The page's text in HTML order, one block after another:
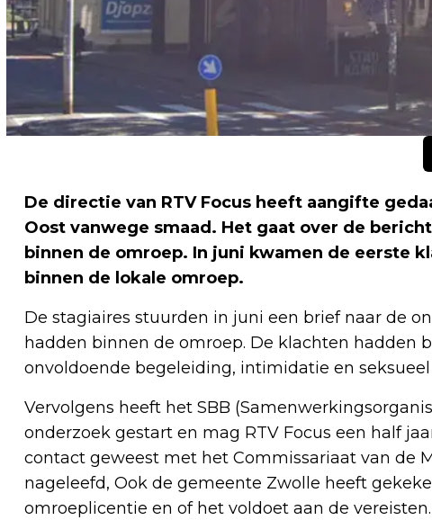
De directie van RTV Focus heeft aangifte
Oost vanwege smaad. Het gaat over de
binnen de omroep. In juni kwamen de eerste
binnen de lokale omroep.
De stagiaires stuurden in juni een brief naar de
hadden binnen de omroep. De klachten hadden
onvoldoende begeleiding, intimidatie en
Vervolgens heeft het SBB
onderzoek gestart en mag RTV Focus een half
contact geweest met het Commissariaat van de
nageleefd, Ook de gemeente Zwolle heeft
omroeplicentie en of het voldoet aan de